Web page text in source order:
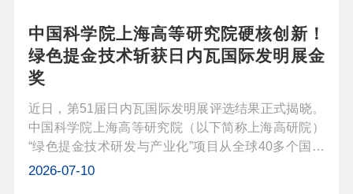
中国科学院上海高等研究院硬核创新！
绿色提金技术斩获日内瓦国际发明展金
奖
近日，第51届日内瓦国际发明展评选结果正式揭晓。
中国科学院上海高等研究院（以下简称上海高研院）
“绿色提金技术研发与产业化”项目从全球40多个国家
和地区的1400余项创新成果中脱颖而出，成功斩获展
2026-07-10